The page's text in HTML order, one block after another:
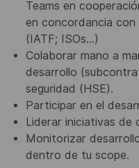
Teams en
en concordancia con
(IATF; ISOs…)
Colaborar mano a
desarrollo
seguridad (HSE).
Participar en el
Liderar iniciativas de
Monitorizar
dentro de tu scope.